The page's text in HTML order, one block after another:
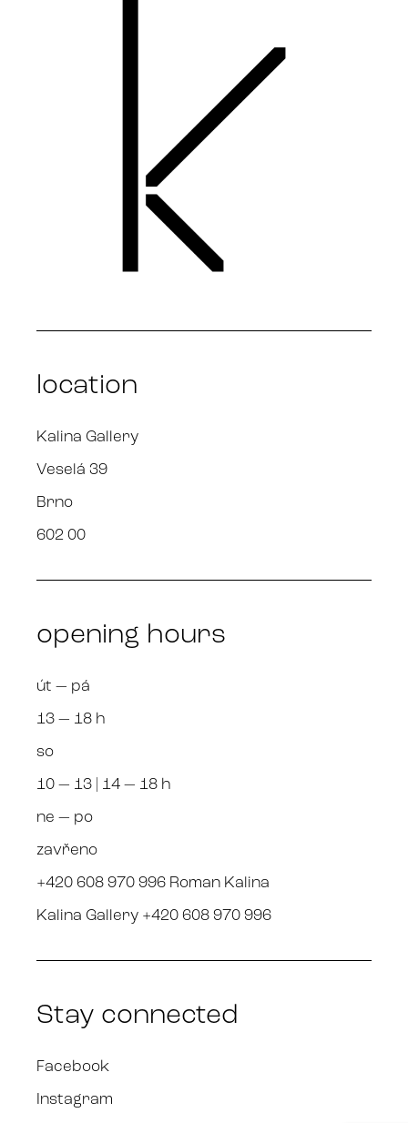
location
Kalina Gallery
Veselá 39
Brno
602 00
opening hours
út — pá
13 — 18 h
so
10 — 13 | 14 — 18 h
ne — po
zavřeno
+420 608 970 996 Roman Kalina
Kalina Gallery +420 608 970 996
Stay connected
Facebook
Instagram